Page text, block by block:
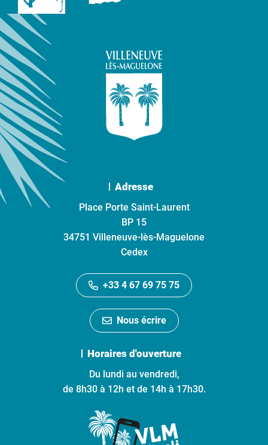
Adresse
Place Porte Saint-Laurent
BP 15
34751 Villeneuve-lès-Maguelone
Cedex
+33 4 67 69 75 75
Nous écrire
Horaires d'ouverture
Du lundi au vendredi,
de 8h30 à 12h et de 14h à 17h30.